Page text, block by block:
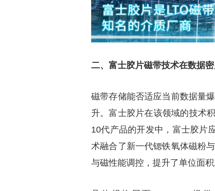
二、富士胶片磁带技术在数据
磁带存储能否适应当前数据量
升。富士胶片在该领域的技术
10代产品的开发中，富士胶片
术融合了新一代锶铁氧体磁粉
与磁性能调控，提升了单位面积